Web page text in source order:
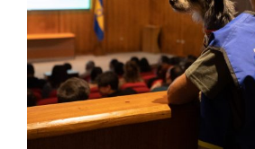
Columnas
Música Clásica
Especiales